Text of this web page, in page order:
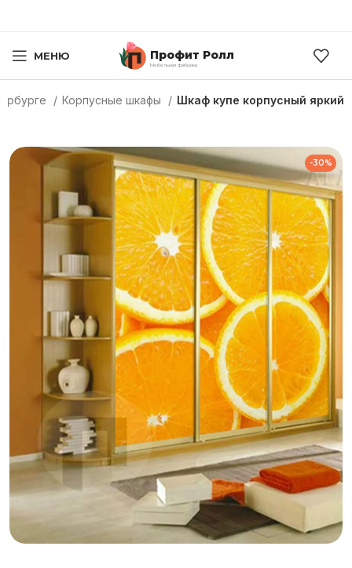
МЕНЮ Профит Ролл
Мебельная фабрика
Корпусные шкафы Шкаф купе корпусный яркий
-30%